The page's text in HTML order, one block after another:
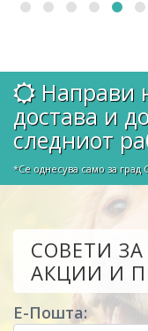
Направи
достава и
следниот
*Се однесува само за град
СОВЕТИ
АКЦИИ И
Е-Пошта: